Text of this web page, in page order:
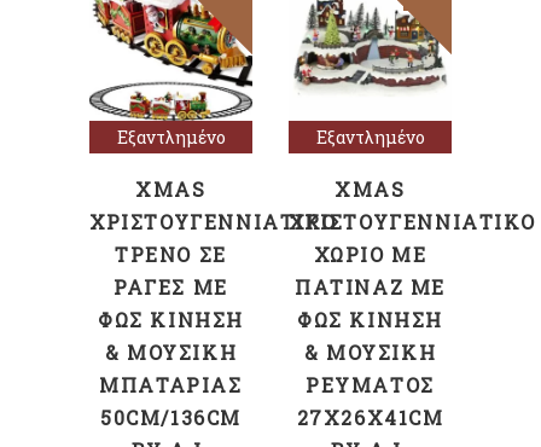
Εξαντλημένο
Διαβάστε
περισσότερα
XMAS
ΧΡΙΣΤΟΥΓΕΝΝΙΑΤΙΚΌ
ΤΡΈΝΟ ΣΕ
ΡΆΓΕΣ ΜΕ
ΦΩΣ ΚΊΝΗΣΗ
& ΜΟΥΣΙΚΉ
ΜΠΑΤΑΡΊΑΣ
50CM/136CM
Εξαντλημένο
Διαβάστε
περισσότερα
XMAS
ΧΡΙΣΤΟΥΓΕΝΝΙΑΤΙΚΌ
ΧΩΡΙΌ ΜΕ
ΠΑΤΙΝΆΖ ΜΕ
ΦΩΣ ΚΊΝΗΣΗ
& ΜΟΥΣΙΚΉ
ΡΕΎΜΑΤΟΣ
27X26X41CM